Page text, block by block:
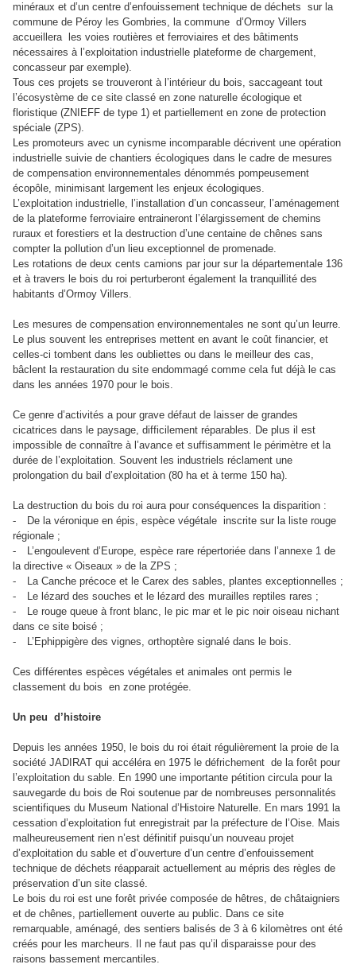
minéraux et d’un centre d’enfouissement technique de déchets sur la
commune de Péroy les Gombries, la commune d’Ormoy Villers
accueillera
les voies routières et ferroviaires et des bâtiments
nécessaires à l’exploitation industrielle plateforme de chargement,
concasseur par exemple).
Tous ces projets se trouveront à l’intérieur du bois, saccageant tout
l’écosystème de ce site classé en zone naturelle écologique et
floristique (ZNIEFF de type 1) et partiellement en zone de protection
spéciale (ZPS).
Les promoteurs avec un cynisme incomparable décrivent une opération
industrielle suivie de chantiers écologiques dans le cadre de mesures
de compensation environnementales dénommés pompeusement
écopôle, minimisant largement les enjeux écologiques.
L’exploitation industrielle, l’installation d’un concasseur, l’aménagement
de la plateforme ferroviaire entraineront l’élargissement de chemins
ruraux et forestiers et la destruction d’une centaine de chênes sans
compter la pollution d’un lieu exceptionnel de promenade.
Les rotations de deux cents camions par jour sur la départementale 136
et à travers le bois du roi perturberont également la tranquillité des
habitants d’Ormoy Villers.
Les mesures de compensation environnementales ne sont qu’un leurre.
Le plus souvent les entreprises mettent en avant le coût financier, et
celles-ci tombent dans les oubliettes ou dans le meilleur des cas,
bâclent la restauration du site endommagé comme cela fut déjà le cas
dans les années 1970 pour le bois.
Ce genre d’activités a pour grave défaut de laisser de grandes
cicatrices dans le paysage, difficilement réparables. De plus il est
impossible de connaître à l’avance et suffisamment le périmètre et la
durée de l’exploitation. Souvent les industriels réclament une
prolongation du bail d’exploitation (80 ha et à terme 150 ha).
La destruction du bois du roi aura pour conséquences la disparition :
-
De la véronique en épis, espèce végétale inscrite sur la liste rouge
régionale ;
-
L’engoulevent d’Europe, espèce rare répertoriée dans l’annexe 1 de
la directive « Oiseaux » de la ZPS ;
-
La Canche précoce et le Carex des sables, plantes exceptionnelles ;
-
Le lézard des souches et le lézard des murailles reptiles rares ;
-
Le rouge queue à front blanc, le pic mar et le pic noir oiseau nichant
dans ce site boisé ;
-
L’Ephippigère des vignes, orthoptère signalé dans le bois.
Ces différentes espèces végétales et animales ont permis le
classement du bois en zone protégée.
Un peu d’histoire
Depuis les années 1950, le bois du roi était régulièrement la proie de la
société JADIRAT qui accéléra en 1975 le défrichement de la forêt pour
l’exploitation du sable. En 1990 une importante pétition circula pour la
sauvegarde du bois de Roi soutenue par de nombreuses personnalités
scientifiques du Museum National d’Histoire Naturelle. En mars 1991 la
cessation d’exploitation fut enregistrait par la préfecture de l’Oise. Mais
malheureusement rien n’est définitif puisqu’un nouveau projet
d’exploitation du sable et d’ouverture d’un centre d’enfouissement
technique de déchets réapparait actuellement au mépris des règles de
préservation d’un site classé.
Le bois du roi est une forêt privée composée de hêtres, de châtaigniers
et de chênes, partiellement ouverte au public. Dans ce site
remarquable, aménagé, des sentiers balisés de 3 à 6 kilomètres ont été
créés pour les marcheurs. Il ne faut pas qu’il disparaisse pour des
raisons bassement mercantiles.